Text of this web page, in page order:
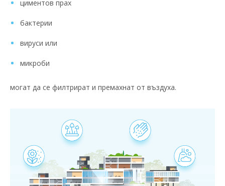
циментов прах
бактерии
вируси или
микроби
могат да се филтрират и премахнат от въздуха.